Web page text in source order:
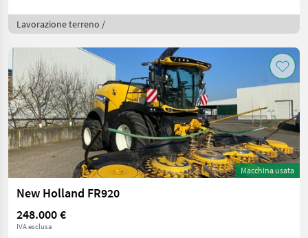
Lavorazione terreno /
Macchina usata
New Holland FR920
248.000 €
IVA esclusa